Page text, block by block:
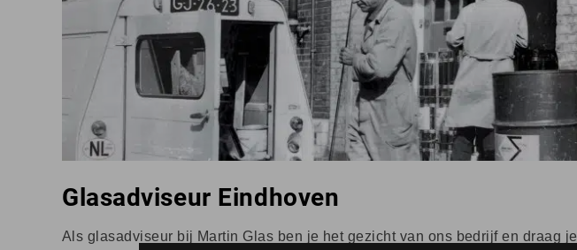
Glasadviseur Eindhoven
Als glasadviseur bij Martin Glas ben je het gezicht van ons bedrijf en draag je